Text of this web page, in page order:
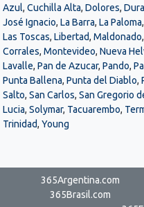
Azul, Cuchilla Alta, Dolores,
José Ignacio, La Barra, La Paloma,
Las Toscas, Libertad, Maldonado,
Corrales, Montevideo, Nueva
Lavalle, Pan de Azucar, Pando,
Punta Ballena, Punta del Diablo,
Salto, San Carlos, San Gregorio
Lucia, Solymar, Tacuarembo,
Trinidad, Young
365Argentina.com
365Brasil.com